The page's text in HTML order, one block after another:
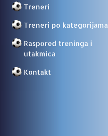
Treneri
Treneri po kategorijama
Raspored treninga i
utakmica
Kontakt